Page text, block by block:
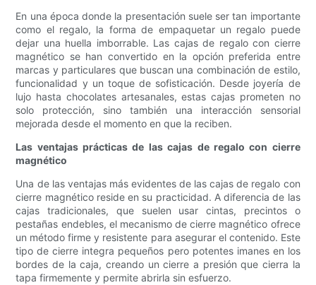
En una época donde la presentación suele ser tan importante
como el regalo, la forma de empaquetar un regalo puede
dejar una huella imborrable. Las cajas de regalo con cierre
magnético se han convertido en la opción preferida entre
marcas y particulares que buscan una combinación de estilo,
funcionalidad y un toque de sofisticación. Desde joyería de
lujo hasta chocolates artesanales, estas cajas prometen no
solo protección, sino también una interacción sensorial
mejorada desde el momento en que la reciben.
Las ventajas prácticas de las cajas de regalo con cierre
magnético
Una de las ventajas más evidentes de las cajas de regalo con
cierre magnético reside en su practicidad. A diferencia de las
cajas tradicionales, que suelen usar cintas, precintos o
pestañas endebles, el mecanismo de cierre magnético ofrece
un método firme y resistente para asegurar el contenido. Este
tipo de cierre integra pequeños pero potentes imanes en los
bordes de la caja, creando un cierre a presión que cierra la
tapa firmemente y permite abrirla sin esfuerzo.